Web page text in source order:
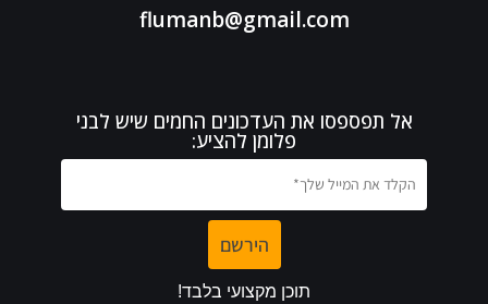
flumanb@gmail.com
אל תפספסו את העדכונים החמים שיש לבני
פלומן להציע: